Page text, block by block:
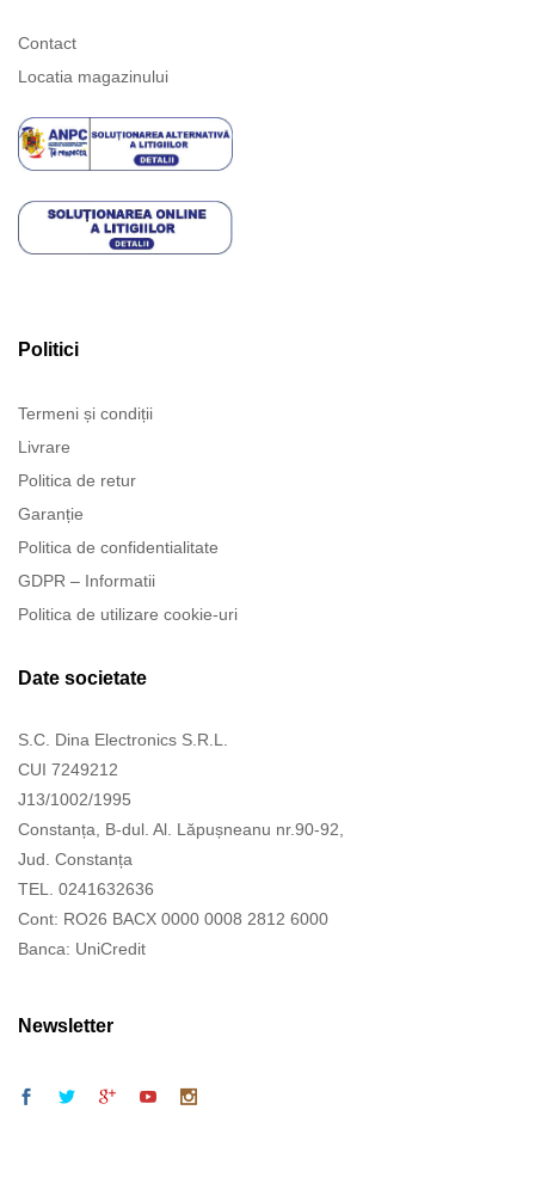
Contact
Locatia magazinului
Politici
Termeni și condiții
Livrare
Politica de retur
Garanție
Politica de confidentialitate
GDPR – Informatii
Politica de utilizare cookie-uri
Date societate
S.C. Dina Electronics S.R.L.
CUI 7249212
J13/1002/1995
Constanța, B-dul. Al. Lăpușneanu nr.90-92,
Jud. Constanța
TEL. 0241632636
Cont: RO26 BACX 0000 0008 2812 6000
Banca: UniCredit
Newsletter